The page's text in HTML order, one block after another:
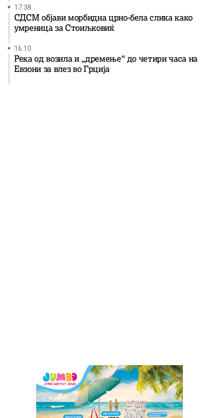
17:38
СДСМ објави морбидна црно-бела слика како
умреница за Стоиљковиќ
16:10
Река од возила и „дремење“ до четири часа на
Евзони за влез во Грција